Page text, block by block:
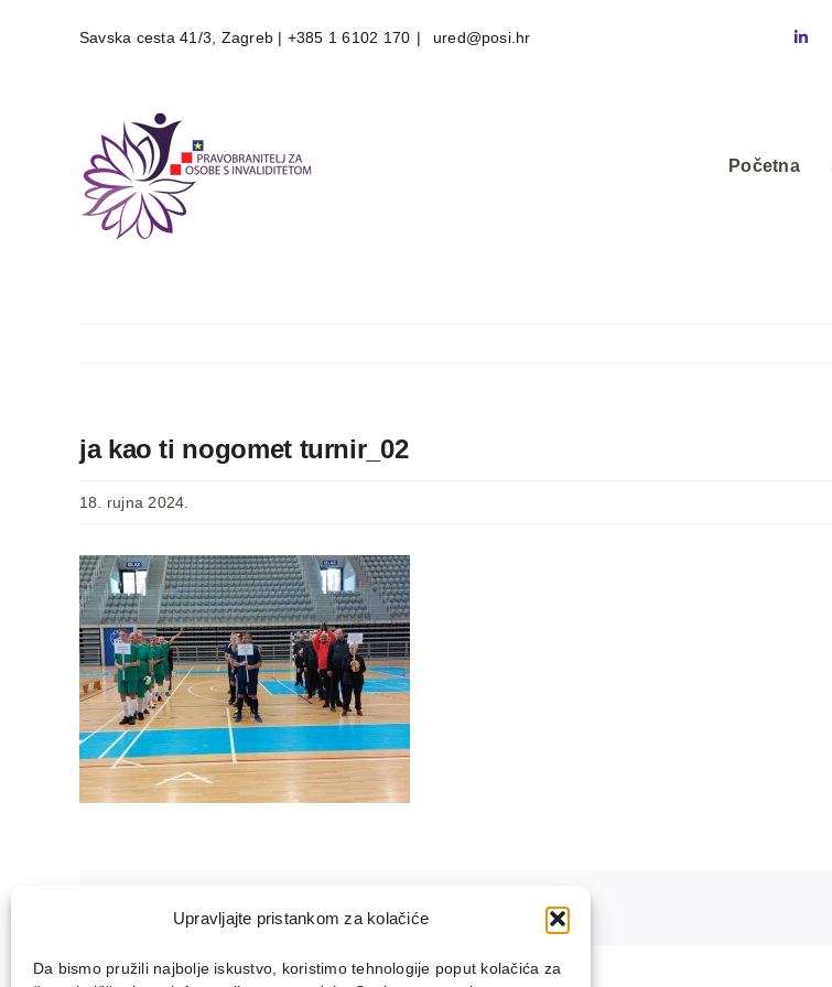
Upravljajte pristankom za kolačiće
Da bismo pružili najbolje iskustvo, koristimo tehnologije poput kolačića za
Savska cesta 41/3, Zagreb | +385 1 6102 170 | ured@posi.hr
Početna
ja kao ti nogomet turnir_02
18. rujna 2024.
Podjelite ovu objavu, odaberite Vašu platformu!